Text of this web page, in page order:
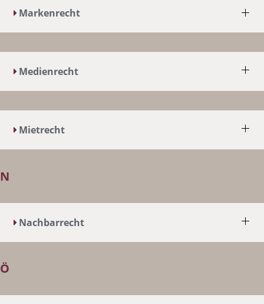
Markenrecht
Medienrecht
Mietrecht
N
Nachbarrecht
Ö